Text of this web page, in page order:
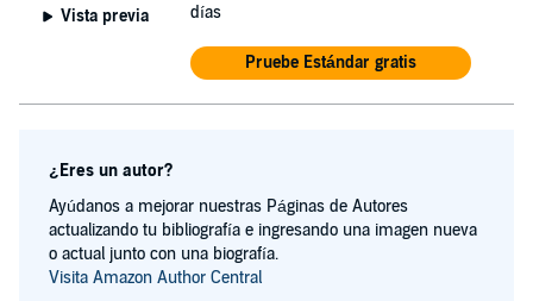
Vista previa
días
Pruebe Estándar gratis
¿Eres un autor?
Ayúdanos a mejorar nuestras Páginas de Autores
actualizando tu bibliografía e ingresando una imagen nueva
o actual junto con una biografía.
Visita Amazon Author Central